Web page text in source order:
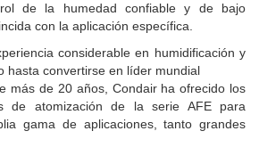
de la humedad confiable y de bajo
con la aplicación específica.
considerable en humidificación y
hasta convertirse en líder mundial
más de 20 años, Condair ha ofrecido los
de atomización de la serie AFE para
gama de aplicaciones, tanto grandes